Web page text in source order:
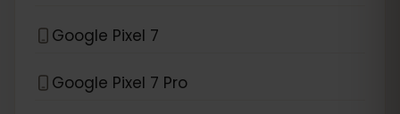
Google Pixel 7
Google Pixel 7 Pro